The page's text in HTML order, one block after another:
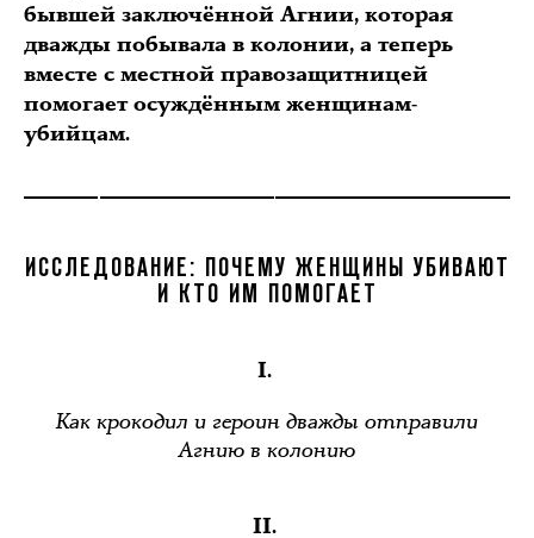
бывшей заключённой Агнии, которая
дважды побывала в колонии, а теперь
вместе с местной правозащитницей
помогает осуждённым женщинам-
убийцам.
ИССЛЕДОВАНИЕ: ПОЧЕМУ ЖЕНЩИНЫ УБИВАЮТ
И КТО ИМ ПОМОГАЕТ
I.
Как крокодил и героин дважды отправили
Агнию в колонию
II.